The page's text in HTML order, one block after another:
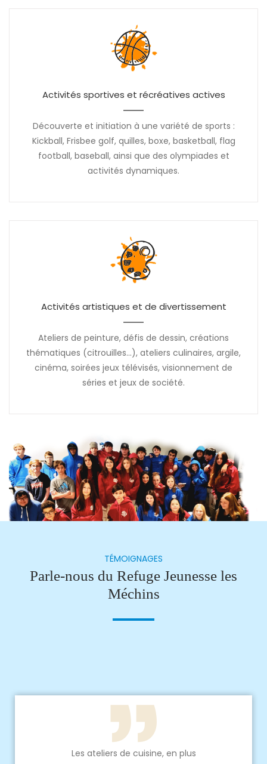
Activités sportives et récréatives actives
Découverte et initiation à une variété de sports :
Kickball, Frisbee golf, quilles, boxe, basketball, flag
football, baseball, ainsi que des olympiades et
activités dynamiques.
Activités artistiques et de divertissement
Ateliers de peinture, défis de dessin, créations
thématiques (citrouilles...), ateliers culinaires, argile,
cinéma, soirées jeux télévisés, visionnement de
séries et jeux de société.
TÉMOIGNAGES
Parle-nous du Refuge Jeunesse les
Méchins
Les ateliers de cuisine, en plus